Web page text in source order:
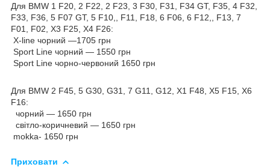
Для BMW 1 F20, 2 F22, 2 F23, 3 F30, F31, F34 GT, F35, 4 F32,
F33, F36, 5 F07 GT, 5 F10,, F11, F18, 6 F06, 6 F12,, F13, 7
F01, F02, X3 F25, X4 F26:
X-line чорний —1705 грн
Sport Line чорний — 1550 грн
Sport Line чорно-червоний 1650 грн
Для BMW 2 F45, 5 G30, G31, 7 G11, G12, X1 F48, X5 F15, X6
F16:
чорний — 1650 грн
світло-коричневий — 1650 грн
mokka- 1650 грн
Приховати